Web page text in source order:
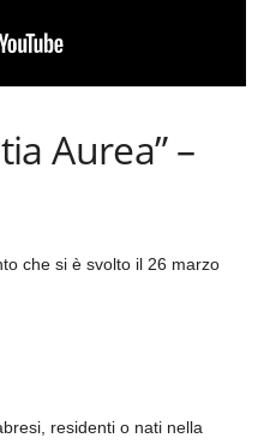
Aurea” –
che si è svolto il 26 marzo
residenti o nati nella